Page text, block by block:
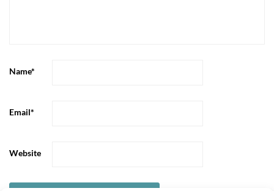
Name*
Email*
Website